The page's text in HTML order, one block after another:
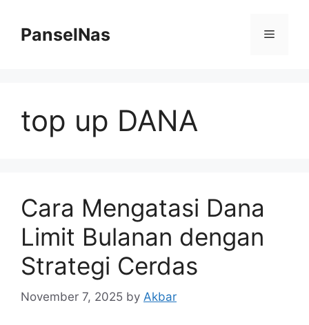
contentPanselNas Menu
top up DANA
Cara Mengatasi Dana
Limit Bulanan dengan
Strategi Cerdas
November 7, 2025 by Akbar